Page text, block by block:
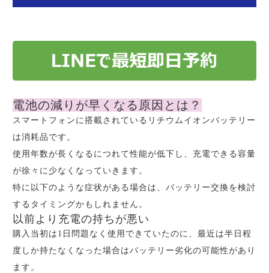
電池の減りが早くなる原因とは？
スマートフォンに搭載されているリチウムイオンバッテリー
は消耗品です。
使用年数が長くなるにつれて性能が低下し、充電できる容量
が徐々に少なくなっていきます。
特に以下のような症状がある場合は、バッテリー交換を検討
するタイミングかもしれません。
以前より充電の持ちが悪い
購入当初は1日問題なく使用できていたのに、最近は半日程
度しか持たなくなった場合はバッテリー劣化の可能性があり
ます。